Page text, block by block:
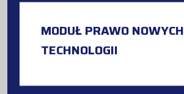
MODUŁ PRAWO NOWYCH
TECHNOLOGII